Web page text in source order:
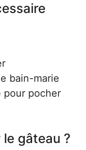
bain-marie
pour pocher
gâteau ?